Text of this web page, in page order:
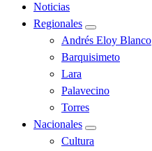
Noticias
Regionales
Andrés Eloy Blanco
Barquisimeto
Lara
Palavecino
Torres
Nacionales
Cultura